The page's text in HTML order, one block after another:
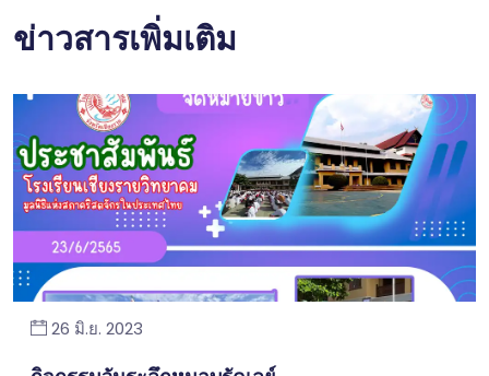
ข่าวสารเพิ่มเติม
26 มิ.ย. 2023